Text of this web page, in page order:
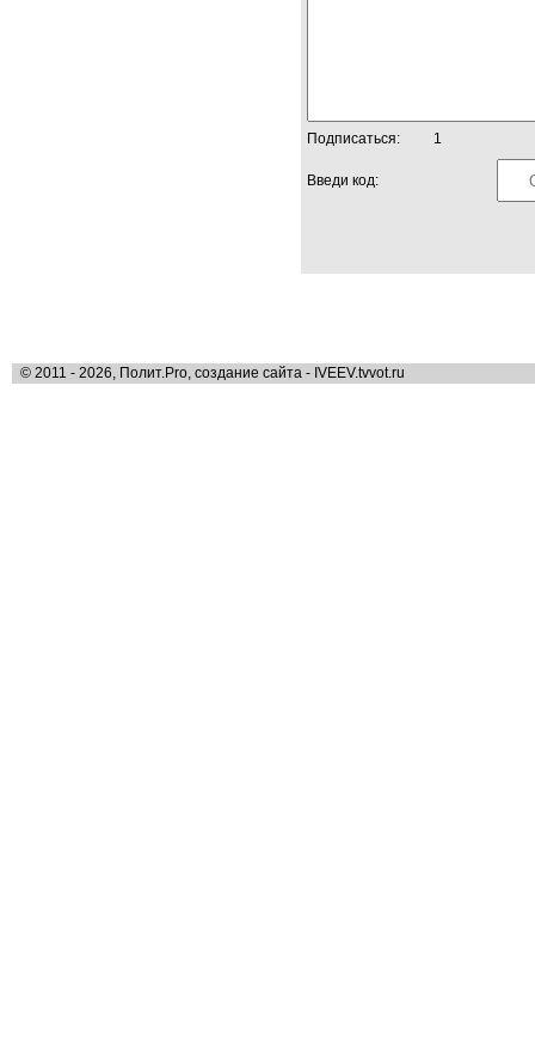
Подписаться: 1
Введи код:
© 2011 - 2026, Полит.Pro, создание сайта - IVEEV.tvvot.ru